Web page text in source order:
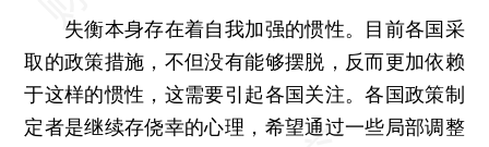
失衡本身存在着自我加强的惯性。目前各国采
取的政策措施，不但没有能够摆脱，反而更加依赖
于这样的惯性，这需要引起各国关注。各国政策制
定者是继续存侥幸的心理，希望通过一些局部调整